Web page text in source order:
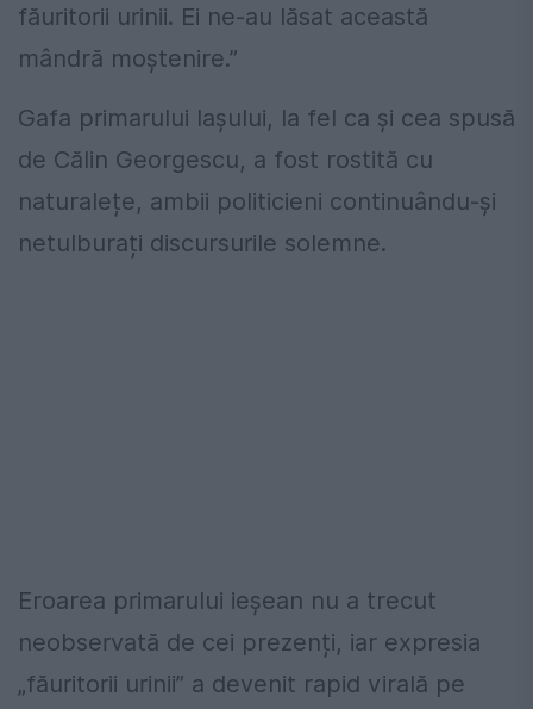
făuritorii urinii. Ei ne-au lăsat această
mândră moștenire.”
Gafa primarului Iașului, la fel ca și cea spusă
de Călin Georgescu, a fost rostită cu
naturalețe, ambii politicieni continuându-și
netulburați discursurile solemne.
Eroarea primarului ieșean nu a trecut
neobservată de cei prezenți, iar expresia
„făuritorii urinii” a devenit rapid virală pe